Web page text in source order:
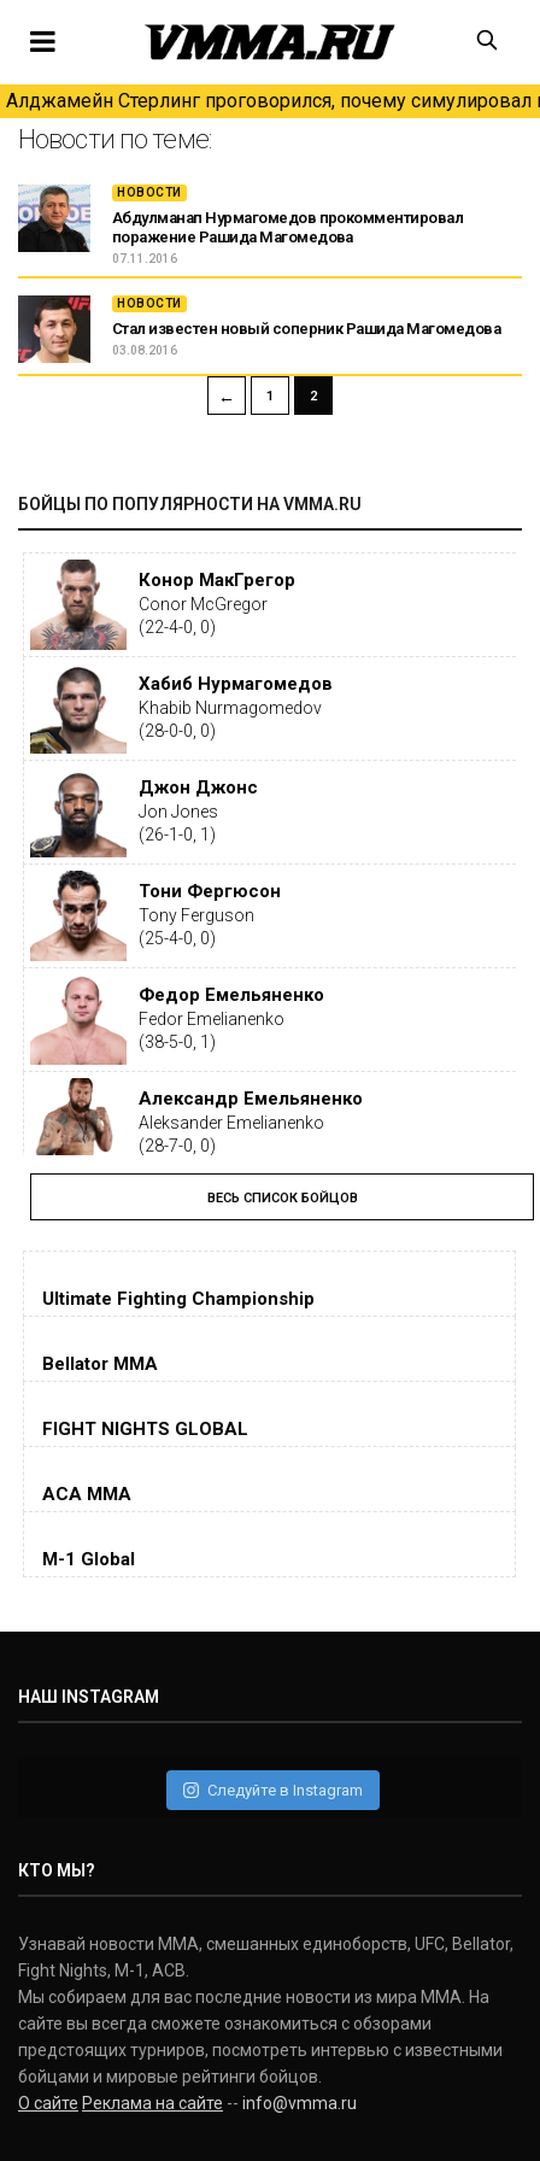
Алджамейн Стерлинг проговорился, почему симулировал
Новости по теме:
НОВОСТИ
Абдулманап Нурмагомедов прокомментировал
поражение Рашида Магомедова
07.11.2016
НОВОСТИ
Стал известен новый соперник Рашида Магомедова
03.08.2016
← 1 2
БОЙЦЫ ПО ПОПУЛЯРНОСТИ НА VMMA.RU
Конор МакГрегор
Conor McGregor
(22-4-0, 0)
Хабиб Нурмагомедов
Khabib Nurmagomedov
(28-0-0, 0)
Джон Джонс
Jon Jones
(26-1-0, 1)
Тони Фергюсон
Tony Ferguson
(25-4-0, 0)
Федор Емельяненко
Fedor Emelianenko
(38-5-0, 1)
Александр Емельяненко
Aleksander Emelianenko
(28-7-0, 0)
Тайрон Вудли
Tyron Woodley
(19-5-1, 0)
Дастин Порье
(26-6-0, 1)
Jorge Masvidal
Колби Ковингтон
Дэниель Кормье
(22-2-0, 1)
Donald Cerrone
(36-15-0, 1)
Исраэль Адесанья
Israel Adesanya
(19-0-0, 0)
ВЕСЬ СПИСОК БОЙЦОВ
Ultimate Fighting Championship
Bellator MMA
FIGHT NIGHTS GLOBAL
ACA MMA
M-1 Global
НАШ INSTAGRAM
Следуйте в Instagram
КТО МЫ?
Узнавай новости ММА, смешанных единоборств, UFC, Bellator,
Fight Nights, M-1, ACB.
Мы собираем для вас последние новости из мира ММА. На
сайте вы всегда сможете ознакомиться с обзорами
предстоящих турниров, посмотреть интервью с известными
бойцами и мировые рейтинги бойцов.
О сайте Реклама на сайте -- info@vmma.ru